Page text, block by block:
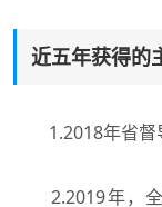
近五年获得的
1.2018年省
2.2019年，全